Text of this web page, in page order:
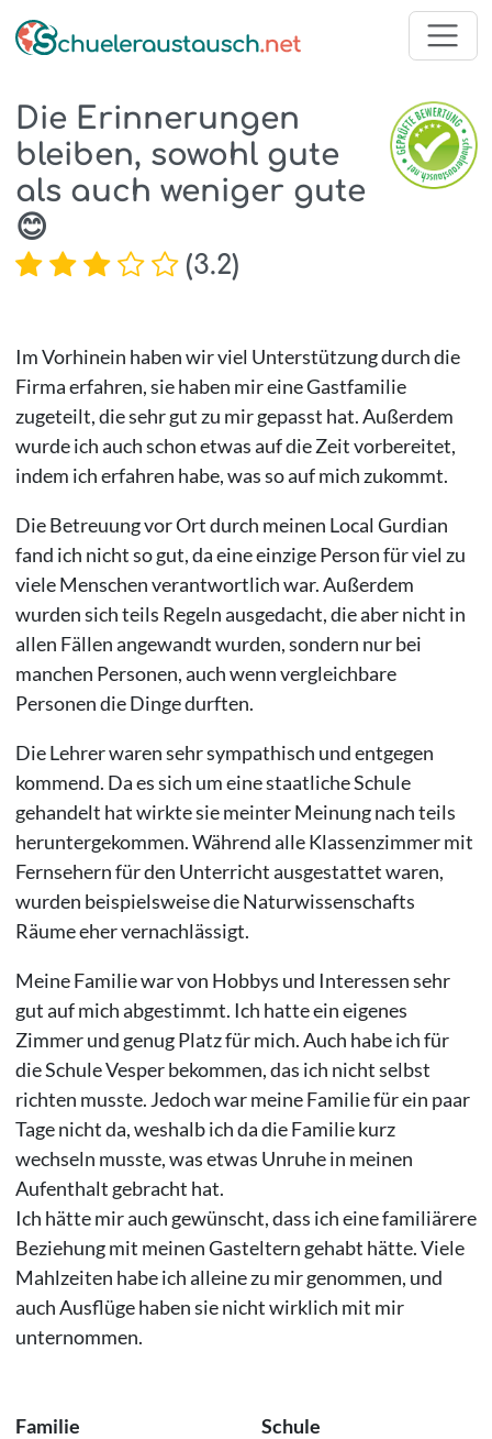
Die Erinnerungen
bleiben, sowohl gute
als auch weniger gute
😊
(3.2)
Im Vorhinein haben wir viel Unterstützung durch die
Firma erfahren, sie haben mir eine Gastfamilie
zugeteilt, die sehr gut zu mir gepasst hat. Außerdem
wurde ich auch schon etwas auf die Zeit vorbereitet,
indem ich erfahren habe, was so auf mich zukommt.
Die Betreuung vor Ort durch meinen Local Gurdian
fand ich nicht so gut, da eine einzige Person für viel zu
viele Menschen verantwortlich war. Außerdem
wurden sich teils Regeln ausgedacht, die aber nicht in
allen Fällen angewandt wurden, sondern nur bei
manchen Personen, auch wenn vergleichbare
Personen die Dinge durften.
Die Lehrer waren sehr sympathisch und entgegen
kommend. Da es sich um eine staatliche Schule
gehandelt hat wirkte sie meinter Meinung nach teils
heruntergekommen. Während alle Klassenzimmer mit
Fernsehern für den Unterricht ausgestattet waren,
wurden beispielsweise die Naturwissenschafts
Räume eher vernachlässigt.
Meine Familie war von Hobbys und Interessen sehr
gut auf mich abgestimmt. Ich hatte ein eigenes
Zimmer und genug Platz für mich. Auch habe ich für
die Schule Vesper bekommen, das ich nicht selbst
richten musste. Jedoch war meine Familie für ein paar
Tage nicht da, weshalb ich da die Familie kurz
wechseln musste, was etwas Unruhe in meinen
Aufenthalt gebracht hat.
Ich hätte mir auch gewünscht, dass ich eine familiärere
Beziehung mit meinen Gasteltern gehabt hätte. Viele
Mahlzeiten habe ich alleine zu mir genommen, und
auch Ausflüge haben sie nicht wirklich mit mir
unternommen.
Familie Schule